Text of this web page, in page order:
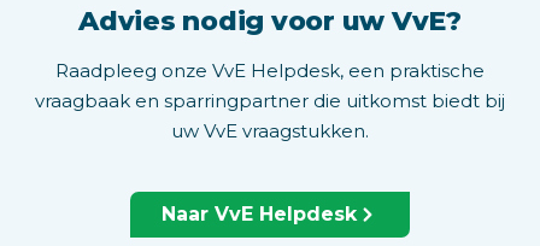
Advies nodig voor uw VvE?
Raadpleeg onze VvE Helpdesk, een praktische
vraagbaak en sparringpartner die uitkomst biedt bij
uw VvE vraagstukken.
Naar VvE Helpdesk